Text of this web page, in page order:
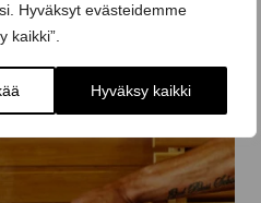
Hyväksyt evästeidemme
kaikki”.
Hyväksy kaikki